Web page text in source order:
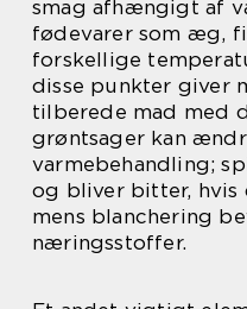
smag afhængigt af
fødevarer som æg,
forskellige
disse punkter giver
tilberede mad med
grøntsager kan
varmebehandling;
og bliver bitter, hvis
mens blanchering
næringsstoffer.